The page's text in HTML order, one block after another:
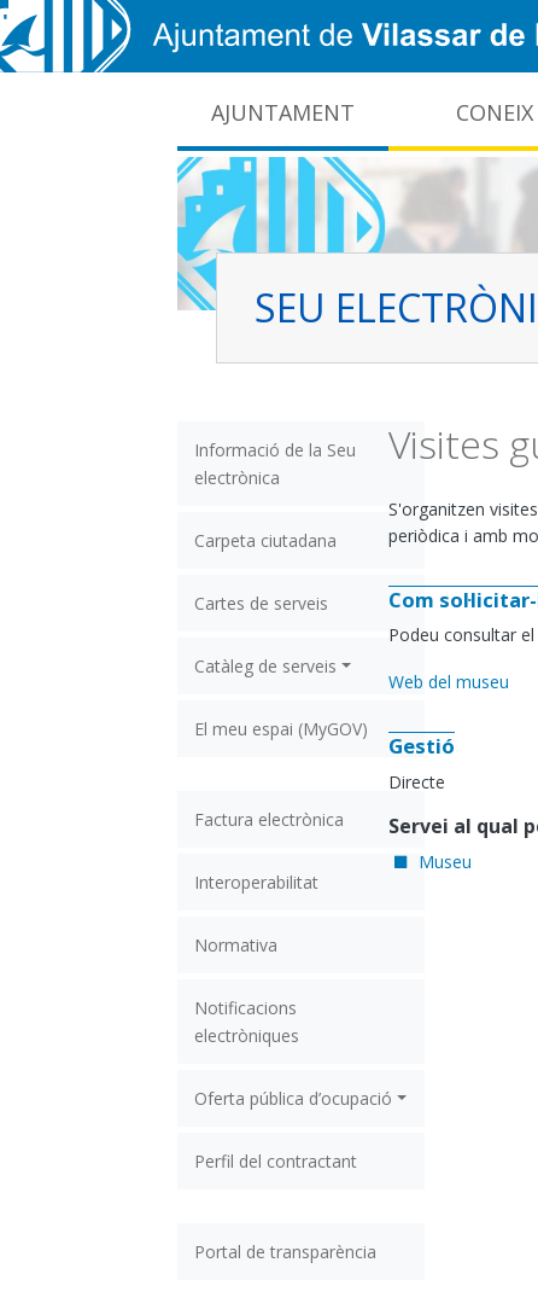
Vés al contingut
AJUNTAMENT CONEIX
SEU
Informació de la Seu
electrònica
Carpeta ciutadana
Cartes de serveis
Catàleg de serveis
El meu espai (MyGOV)
Factura electrònica
Interoperabilitat
Normativa
Notificacions
electròniques
Oferta pública d’ocupació
Perfil del contractant
Portal de transparència
Visites
S'organitzen
periòdica i amb
Com
Podeu consultar
Web del museu
Gestió
Directe
Servei al qual
Museu